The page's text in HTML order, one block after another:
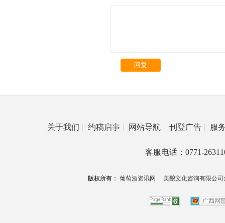
回复
关于我们 | 约稿启事 | 网站导航 | 刊登广告 | 服
客服电话：0771-
版权所有： 葡萄酒资讯网 美酿文化咨询有限公司